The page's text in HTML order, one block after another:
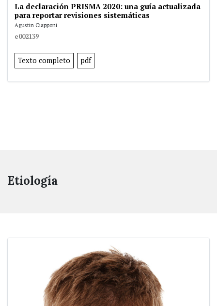
La declaración PRISMA 2020: una guía actualizada
para reportar revisiones sistemáticas
Agustin Ciapponi
e002139
Texto completo pdf
Etiología